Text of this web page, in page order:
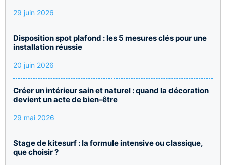
29 juin 2026
Disposition spot plafond : les 5 mesures clés pour une
installation réussie
20 juin 2026
Créer un intérieur sain et naturel : quand la décoration
devient un acte de bien-être
29 mai 2026
Stage de kitesurf : la formule intensive ou classique,
que choisir ?